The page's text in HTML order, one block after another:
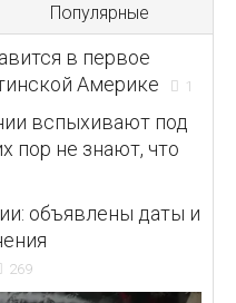
Популярные
в первое
Америке
1
вспыхивают под
пор не знают, что
объявлены даты и
269